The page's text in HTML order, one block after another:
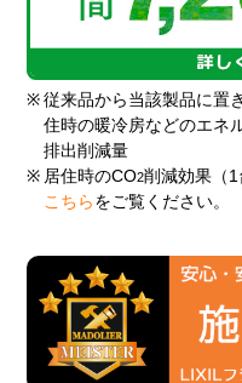
※ 従来品から当該製品に置
住時の暖冷房などのエネ
排出削減量
※ 居住時のCO2削減効果（1
こちら をご覧ください。